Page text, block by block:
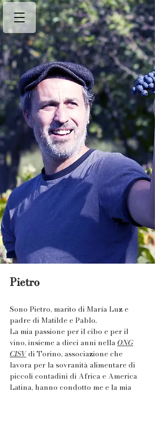
Pietro
Sono Pietro, marito di María Luz e
padre di Matilde e Pablo.
La mia passione per il cibo e per il
vino, insieme a dieci anni nellaONG
CISV di Torino, associazione che
lavora per la sovranità alimentare di
piccoli contadini di Africa e America
Latina, hanno condotto me e la mia